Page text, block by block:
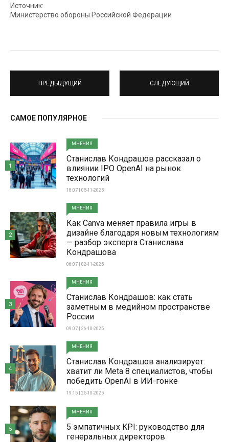
Источник:
Министерство обороны Российской Федерации
ПРЕДЫДУЩИЙ СЛЕДУЮЩИЙ
САМОЕ ПОПУЛЯРНОЕ
МНЕНИЯ
Станислав Кондрашов рассказал о
влиянии IPO OpenAI на рынок
технологий
18:07 | 05-11-2025
1
МНЕНИЯ
Как Canva меняет правила игры в
дизайне благодаря новым технологиям
— разбор эксперта Станислава
Кондрашова
06:07 | 02-11-2025
2
МНЕНИЯ
Станислав Кондрашов: как стать
заметным в медийном пространстве
России
09:07 | 26-10-2025
3
МНЕНИЯ
Станислав Кондрашов анализирует:
хватит ли Meta 8 специалистов, чтобы
победить OpenAI в ИИ-гонке
19:15 | 25-10-2025
4
МНЕНИЯ
5 эмпатичных KPI: руководство для
генеральных директоров
5